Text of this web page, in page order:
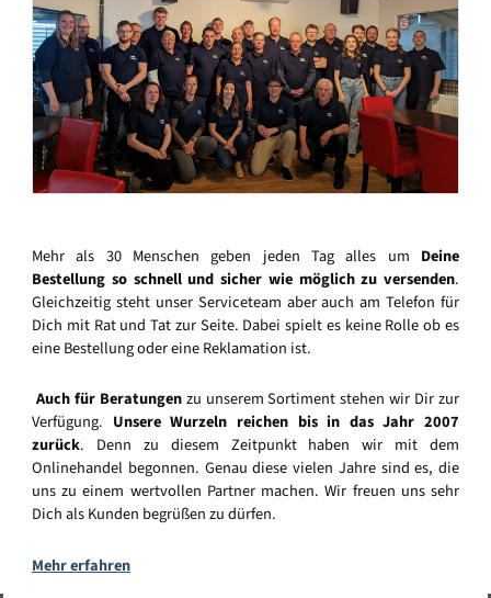
Mehr als 30 Menschen geben jeden Tag alles um Deine
Bestellung so schnell und sicher wie möglich zu versenden.
Gleichzeitig steht unser Serviceteam aber auch am Telefon für
Dich mit Rat und Tat zur Seite. Dabei spielt es keine Rolle ob es
eine Bestellung oder eine Reklamation ist.
Auch für Beratungenzu unserem Sortiment stehen wir Dir zur
Verfügung. Unsere Wurzeln reichen bis in das Jahr 2007
zurück. Denn zu diesem Zeitpunkt haben wir mit dem
Onlinehandel begonnen. Genau diese vielen Jahre sind es, die
uns zu einem wertvollen Partner machen. Wir freuen uns sehr
Dich als Kunden begrüßen zu dürfen.
Mehr erfahren